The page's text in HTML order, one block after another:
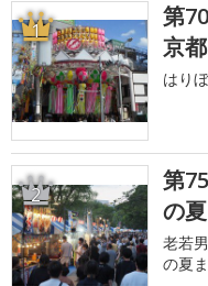
1
第
京都
はり
2
第
の
老若
の夏